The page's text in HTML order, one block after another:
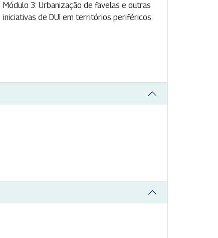
Módulo 3: Urbanização de favelas e outras
iniciativas de DUI em territórios periféricos.